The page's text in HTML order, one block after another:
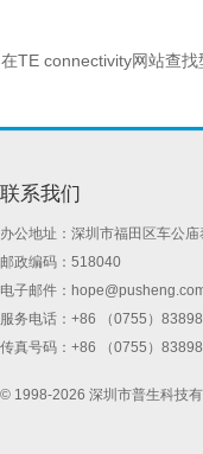
在TE connectivity网站查找
联系我们
办公地址：深圳市福田区车公
邮政编码：518040
电子邮件：
服务电话：+86 （0755）
传真号码：+86 （0755）
© 1998-2026 深圳市普生科技